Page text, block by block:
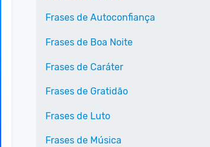
Frases de Autoconfiança
Frases de Boa Noite
Frases de Caráter
Frases de Gratidão
Frases de Luto
Frases de Música